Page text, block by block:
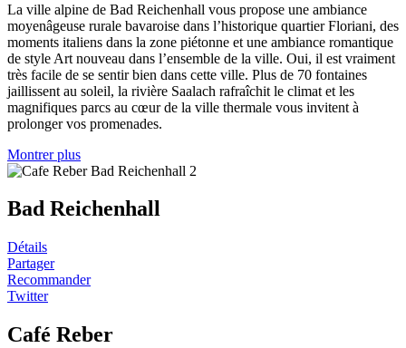
La ville alpine de Bad Reichenhall vous propose une ambiance
moyenâgeuse rurale bavaroise dans l’historique quartier Floriani, des
moments italiens dans la zone piétonne et une ambiance romantique
de style Art nouveau dans l’ensemble de la ville. Oui, il est vraiment
très facile de se sentir bien dans cette ville. Plus de 70 fontaines
jaillissent au soleil, la rivière Saalach rafraîchit le climat et les
magnifiques parcs au cœur de la ville thermale vous invitent à
prolonger vos promenades.
Montrer plus
Bad Reichenhall
Détails
Partager
Recommander
Twitter
Café Reber